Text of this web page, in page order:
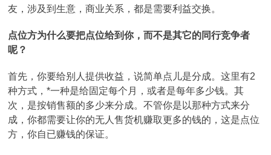
友，涉及到生意，商业关系，都是需要利益交换。
点位方为什么要把点位给到你，而不是其它的同行竞争者
呢？
首先，你要给别人提供收益，说简单点儿是分成。这里有2
种方式，*一种是给固定每个月，或者是每年多少钱。其
次，是按销售额的多少来分成。不管你是以那种方式来分
成，你都需要让你的无人售货机赚取更多的钱的，这是点位
方，你自已赚钱的保证。